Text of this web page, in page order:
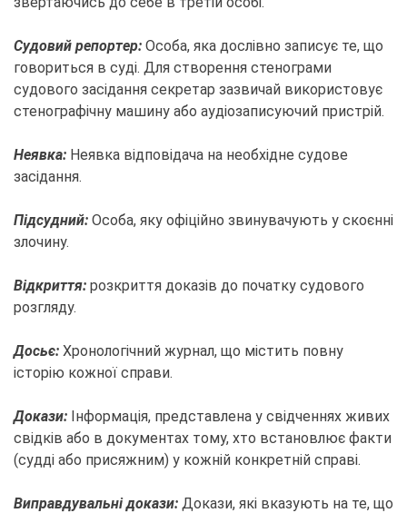
Судовий репортер: Особа, яка дослівно записує те, що
говориться в суді. Для створення стенограми
судового засідання секретар зазвичай використовує
стенографічну машину або аудіозаписуючий пристрій.
Неявка: Неявка відповідача на необхідне судове
засідання.
Підсудний: Особа, яку офіційно звинувачують у скоєнні
злочину.
Відкриття: розкриття доказів до початку судового
розгляду.
Досьє: Хронологічний журнал, що містить повну
історію кожної справи.
Докази: Інформація, представлена у свідченнях живих
свідків або в документах тому, хто встановлює факти
(судді або присяжним) у кожній конкретній справі.
Виправдувальні докази: Докази, які вказують на те, що